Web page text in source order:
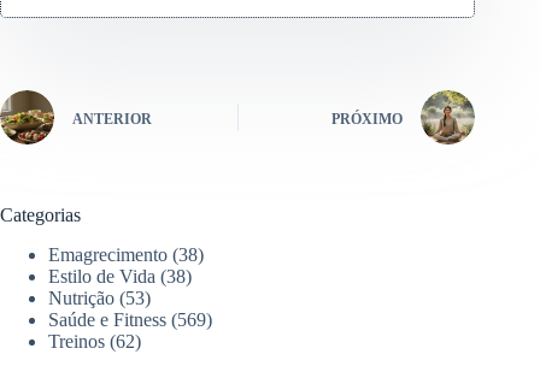
ANTERIOR PRÓXIMO
Categorias
Emagrecimento (38)
Estilo de Vida (38)
Nutrição (53)
Saúde e Fitness (569)
Treinos (62)